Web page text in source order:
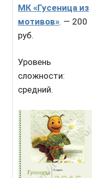
МК «Гусеница из
мотивов». — 200
руб.
Уровень
сложности:
средний.